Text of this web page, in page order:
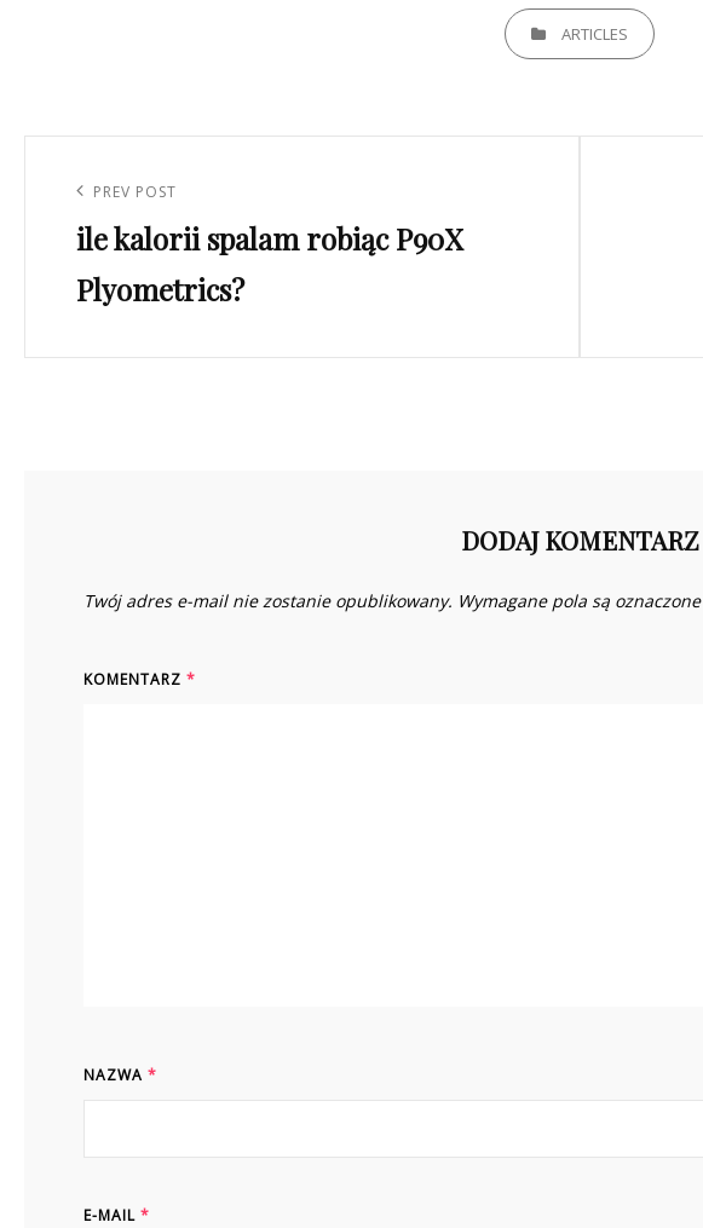
CATEGORIESARTICLES
wpisuPrevious
Post
PREV POST
ile kalorii spalam robiąc P90X
Plyometrics?
DODAJ KOMENTARZ
Twój adres e-mail nie zostanie opublikowany. Wymagane pola są oznaczone
KOMENTARZ *
NAZWA *
E-MAIL *